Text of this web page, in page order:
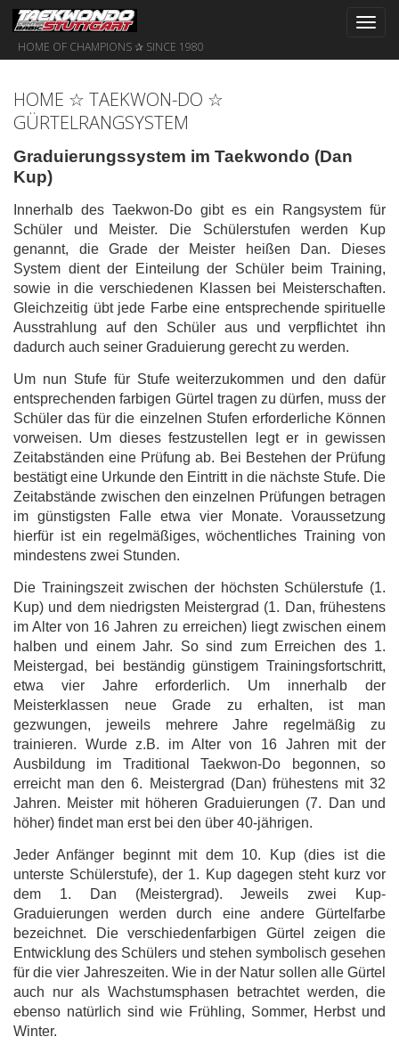
HOME OF CHAMPIONS ✰ SINCE 1980
HOME ☆ TAEKWON-DO ☆
GÜRTELRANGSYSTEM
Graduierungssystem im Taekwondo (Dan
Kup)
Innerhalb des Taekwon-Do gibt es ein Rangsystem für
Schüler und Meister. Die Schülerstufen werden Kup
genannt, die Grade der Meister heißen Dan. Dieses
System dient der Einteilung der Schüler beim Training,
sowie in die verschiedenen Klassen bei Meisterschaften.
Gleichzeitig übt jede Farbe eine entsprechende spirituelle
Ausstrahlung auf den Schüler aus und verpflichtet ihn
dadurch auch seiner Graduierung gerecht zu werden.
Um nun Stufe für Stufe weiterzukommen und den dafür
entsprechenden farbigen Gürtel tragen zu dürfen, muss der
Schüler das für die einzelnen Stufen erforderliche Können
vorweisen. Um dieses festzustellen legt er in gewissen
Zeitabständen eine Prüfung ab. Bei Bestehen der Prüfung
bestätigt eine Urkunde den Eintritt in die nächste Stufe. Die
Zeitabstände zwischen den einzelnen Prüfungen betragen
im günstigsten Falle etwa vier Monate. Voraussetzung
hierfür ist ein regelmäßiges, wöchentliches Training von
mindestens zwei Stunden.
Die Trainingszeit zwischen der höchsten Schülerstufe (1.
Kup) und dem niedrigsten Meistergrad (1. Dan, frühestens
im Alter von 16 Jahren zu erreichen) liegt zwischen einem
halben und einem Jahr. So sind zum Erreichen des 1.
Meistergad, bei beständig günstigem Trainingsfortschritt,
etwa vier Jahre erforderlich. Um innerhalb der
Meisterklassen neue Grade zu erhalten, ist man
gezwungen, jeweils mehrere Jahre regelmäßig zu
trainieren. Wurde z.B. im Alter von 16 Jahren mit der
Ausbildung im Traditional Taekwon-Do begonnen, so
erreicht man den 6. Meistergrad (Dan) frühestens mit 32
Jahren. Meister mit höheren Graduierungen (7. Dan und
höher) findet man erst bei den über 40-jährigen.
Jeder Anfänger beginnt mit dem 10. Kup (dies ist die
unterste Schülerstufe), der 1. Kup dagegen steht kurz vor
dem 1. Dan (Meistergrad). Jeweils zwei Kup-
Graduierungen werden durch eine andere Gürtelfarbe
bezeichnet.
Die verschiedenfarbigen Gürtel zeigen die
Entwicklung des Schülers und stehen symbolisch gesehen
für die vier Jahreszeiten. Wie in der Natur sollen alle Gürtel
auch nur als Wachstumsphasen betrachtet werden, die
ebenso natürlich sind wie Frühling, Sommer, Herbst und
Winter.